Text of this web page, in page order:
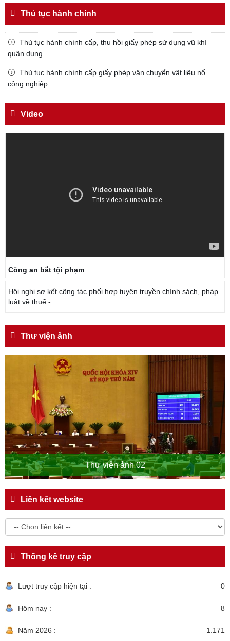
Đối với nhân dân, phải
KÍNH TRỌNG LỄ PHÉP
Đối với công việc, phải
Đối với địch, phải
ngày 11 tháng 3 năm 1948.
Thủ tục hành chính
Thủ tục hành chính cấp, thu hồi giấy phép sử dụng vũ khí
quân dụng
Thủ tục hành chính cấp giấy phép vận chuyển vật liệu nổ
công nghiêp
Video
Công an bắt tội phạm
Hội nghị sơ kết công tác phối hợp tuyên truyền chính sách, pháp
luật về thuế -
Thư viện ảnh
Thư viện ảnh 02
Liên kết website
Thống kê truy cập
Lượt truy cập hiện tại : 0
Hôm nay : 8
Năm 2026 : 1.171